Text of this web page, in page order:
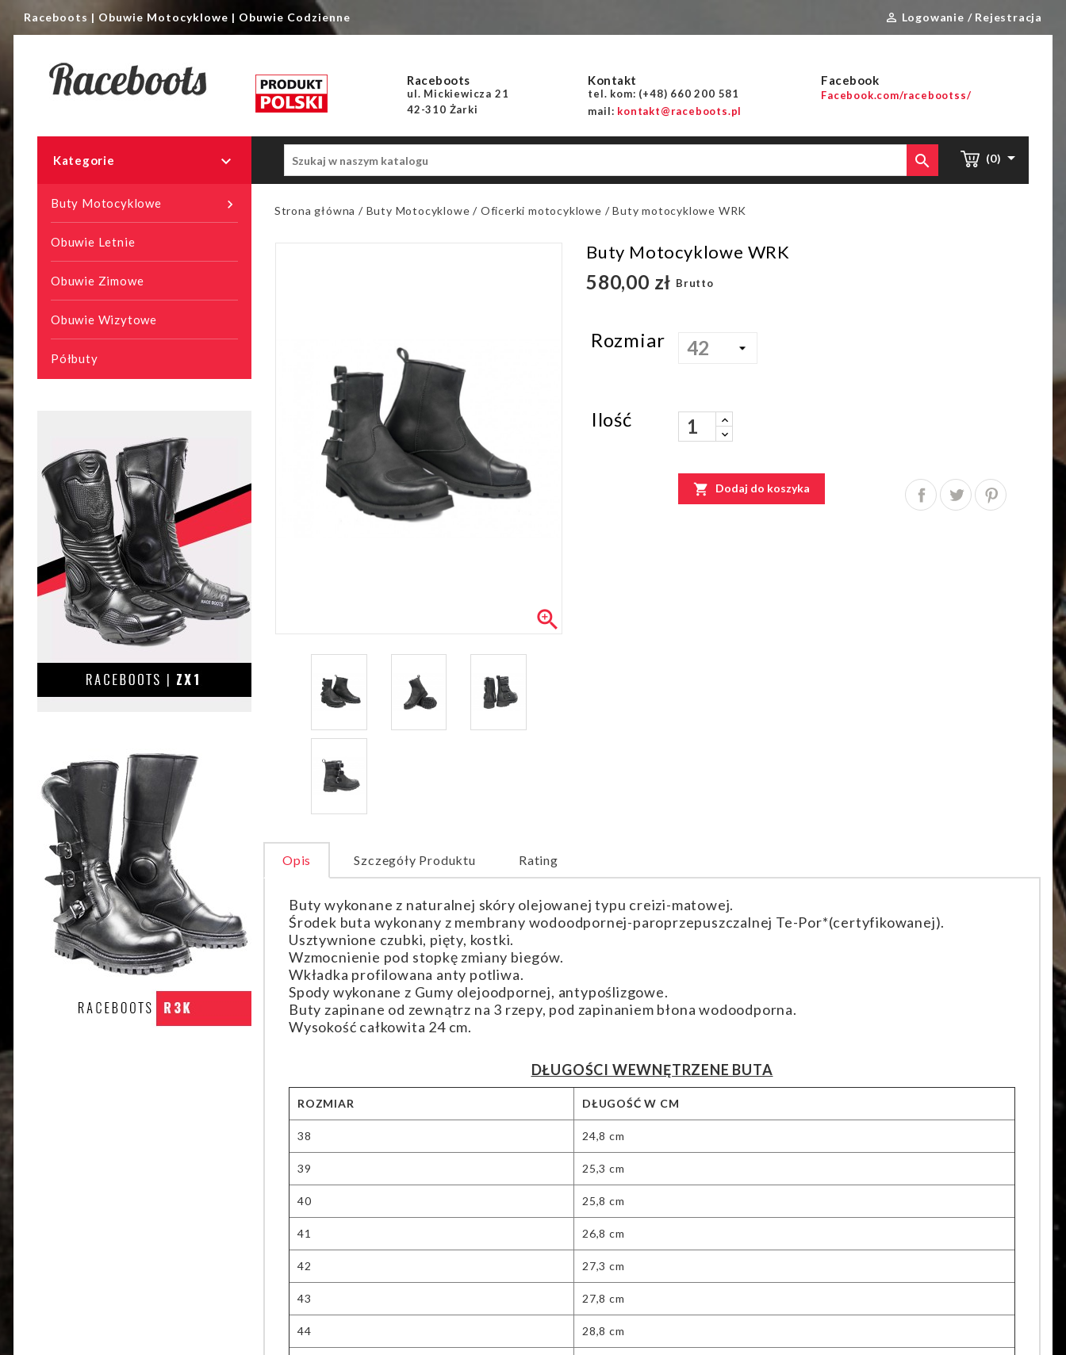
Raceboots | Obuwie Motocyklowe | Obuwie Codzienne  Logowanie / Rejestracja
Raceboots
ul. Mickiewicza 21
42-310 Żarki
Kontakt
tel. kom: (+48) 660 200 581
mail: kontakt@raceboots.pl
Facebook
Facebook.com/racebootss/
(0) 

Kategorie 

Buty Motocyklowe
Obuwie Letnie
Obuwie Zimowe
Obuwie Wizytowe
Półbuty
Strona główna Buty Motocyklowe Oficerki motocyklowe Buty motocyklowe WRK

Buty Motocyklowe WRK
580,00 zł Brutto
Rozmiar
Ilość
 Dodaj do koszyka
Opis Szczegóły Produktu Rating
Buty wykonane z naturalnej skóry olejowanej typu creizi-matowej.
Środek buta wykonany z membrany wodoodpornej-paroprzepuszczalnej Te-Por*(certyfikowanej).
Usztywnione czubki, pięty, kostki.
Wzmocnienie pod stopkę zmiany biegów.
Wkładka profilowana anty potliwa.
Spody wykonane z Gumy olejoodpornej, antypoślizgowe.
Buty zapinane od zewnątrz na 3 rzepy, pod zapinaniem błona wodoodporna.
Wysokość całkowita 24 cm.
DŁUGOŚCI WEWNĘTRZENE BUTA
ROZMIAR DŁUGOŚĆ W CM
38 24,8 cm
39 25,3 cm
40 25,8 cm
41 26,8 cm
42 27,3 cm
43 27,8 cm
44 28,8 cm